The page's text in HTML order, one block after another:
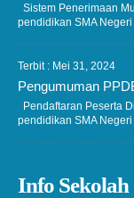
Sistem Penerimaan
pendidikan SMA Negeri
Terbit : Mei 31, 2024
Pengumuman
Pendaftaran Peserta
pendidikan SMA Negeri
Info Sekolah